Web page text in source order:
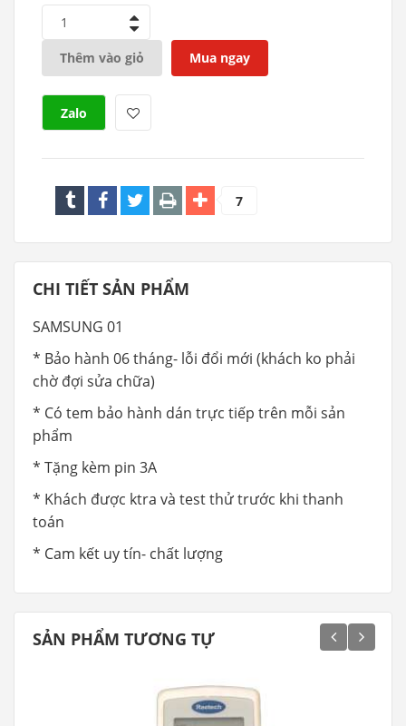
1
Thêm vào giỏ Mua ngay
Zalo
7
CHI TIẾT SẢN PHẨM
SAMSUNG 01
* Bảo hành 06 tháng- lỗi đổi mới (khách ko phải
chờ đợi sửa chữa)
* Có tem bảo hành dán trực tiếp trên mỗi sản
phẩm
* Tặng kèm pin 3A
* Khách được ktra và test thử trước khi thanh
toán
* Cam kết uy tín- chất lượng
SẢN PHẨM TƯƠNG TỰ